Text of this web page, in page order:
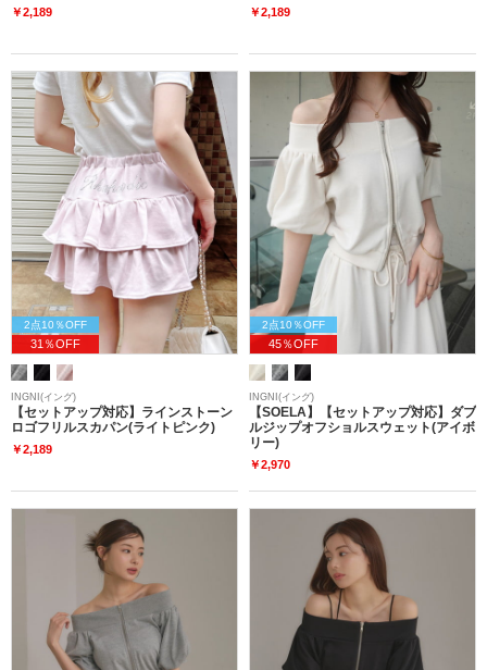
￥2,189 ￥2,189
2点10％OFF
31％OFF
INGNI(イング)
【セットアップ対応】ラインストーン
ロゴフリルスカパン(ライトピンク)
￥2,189
2点10％OFF
45％OFF
INGNI(イング)
【SOELA】【セットアップ対応】ダブ
ルジップオフショルスウェット(アイボ
リー)
￥2,970